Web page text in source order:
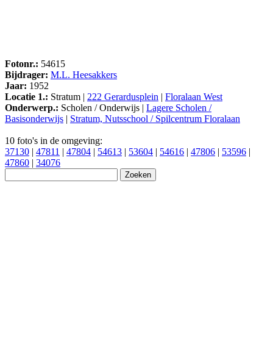
Fotonr.: 54615
Bijdrager: M.L. Heesakkers
Jaar: 1952
Locatie 1.: Stratum | 222 Gerardusplein | Floralaan West
Onderwerp.: Scholen / Onderwijs | Lagere Scholen /
Basisonderwijs | Stratum, Nutsschool / Spilcentrum Floralaan
10 foto's in de omgeving:
37130 | 47811 | 47804 | 54613 | 53604 | 54616 | 47806 | 53596 |
47860 | 34076